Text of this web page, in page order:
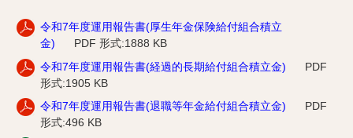
令和7年度運用報告書(厚生年金保険給付組合積立
金)
PDF 形式:1888 KB
令和7年度運用報告書(経過的長期給付組合積立金)
PDF
形式:1905 KB
令和7年度運用報告書(退職等年金給付組合積立金)
PDF
形式:496 KB